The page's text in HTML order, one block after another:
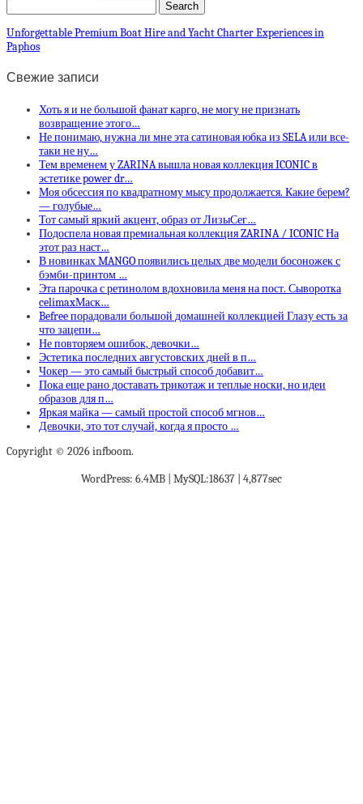
Unforgettable Premium Boat Hire and Yacht Charter Experiences in
Paphos
Свежие записи
Хоть я и не большой фанат карго, не могу не признать
возвращение этого…
Не понимаю, нужна ли мне эта сатиновая юбка из SELA или все-
таки не ну…
Тем временем у ZARINA вышла новая коллекция ICONIC в
эстетике power dr…
Моя обсессия по квадратному мысу продолжается. Какие берем?
— голубые…
Тот самый яркий акцент, образ от ЛизыСег…
Подоспела новая премиальная коллекция ZARINA / ICONIC На
этот раз наст…
В новинках MANGO появились целых две модели босоножек с
бэмби-принтом …
Эта парочка с ретинолом вдохновила меня на пост. Сыворотка
celimaxМаск…
Befree порадовали большой домашней коллекцией Глазу есть за
что зацепи…
Не повторяем ошибок, девочки…
Эстетика последних августовских дней в п…
Чокер — это самый быстрый способ добавит…
Пока еще рано доставать трикотаж и теплые носки, но идеи
образов для п…
Яркая майка — самый простой способ мгнов…
Девочки, это тот случай, когда я просто …
Copyright © 2026 infboom.
WordPress: 6.4MB | MySQL:18637 | 4,877sec